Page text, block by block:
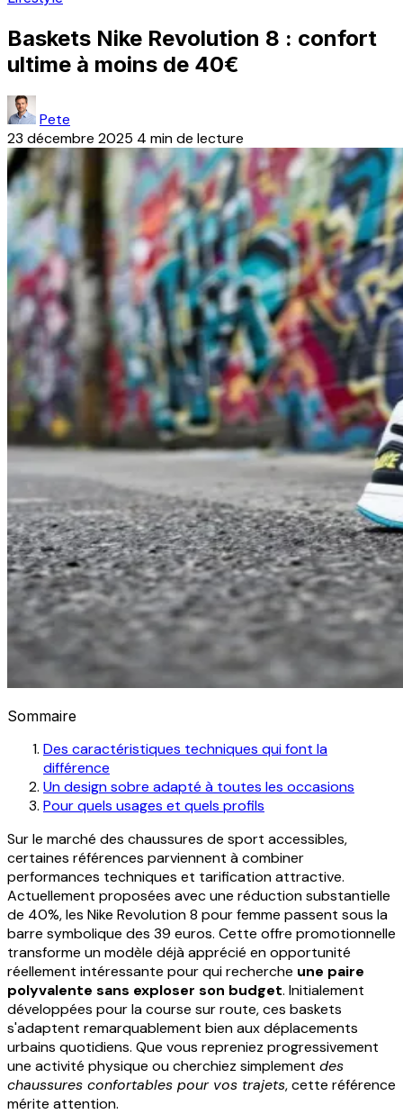
Baskets Nike Revolution 8 : confort
ultime à moins de 40€
Pete
23 décembre 2025 4 min de lecture
Sommaire
Des caractéristiques techniques qui font la
différence
Un design sobre adapté à toutes les occasions
Pour quels usages et quels profils
Sur le marché des chaussures de sport accessibles,
certaines références parviennent à combiner
performances techniques et tarification attractive.
Actuellement proposées avec une réduction substantielle
de 40%, les Nike Revolution 8 pour femme passent sous la
barre symbolique des 39 euros. Cette offre promotionnelle
transforme un modèle déjà apprécié en opportunité
réellement intéressante pour qui recherche une paire
polyvalente sans exploser son budget. Initialement
développées pour la course sur route, ces baskets
s'adaptent remarquablement bien aux déplacements
urbains quotidiens. Que vous repreniez progressivement
une activité physique ou cherchiez simplement des
chaussures confortables pour vos trajets, cette référence
mérite attention.